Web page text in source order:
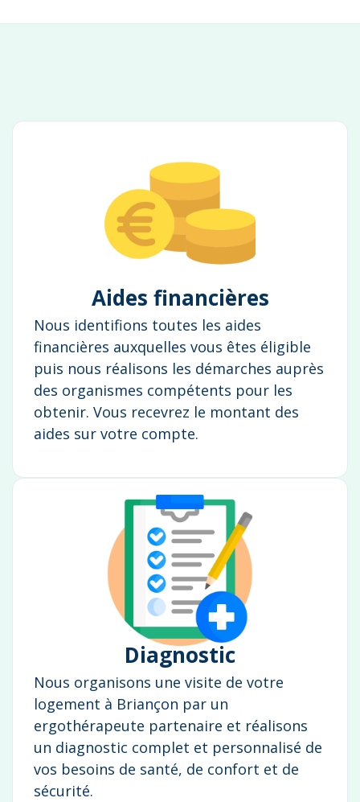
Aides financières
Nous identifions toutes les aides
financières auxquelles vous êtes éligible
puis nous réalisons les démarches auprès
des organismes compétents pour les
obtenir. Vous recevrez le montant des
aides sur votre compte.
Diagnostic
Nous organisons une visite de votre
logement à Briançon par un
ergothérapeute partenaire et réalisons
un diagnostic complet et personnalisé de
vos besoins de santé, de confort et de
sécurité.